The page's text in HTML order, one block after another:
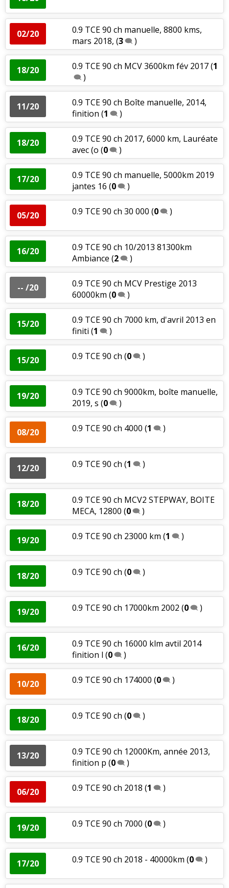
02/20
0.9 TCE 90 ch manuelle, 8800 kms,
mars 2018, (3 )
18/20 0.9 TCE 90 ch MCV 3600km fév 2017(1
)
11/20
0.9 TCE 90 ch Boîte manuelle, 2014,
finition (1 )
18/20
0.9 TCE 90 ch 2017, 6000 km, Lauréate
avec (o (0 )
17/20
0.9 TCE 90 ch manuelle, 5000km 2019
jantes 16 (0 )
05/20 0.9 TCE 90 ch 30 000 (0 )
16/20
0.9 TCE 90 ch 10/2013 81300km
Ambiance (2 )
-- /20
0.9 TCE 90 ch MCV Prestige 2013
60000km (0 )
15/20
0.9 TCE 90 ch 7000 km, d'avril 2013 en
finiti (1 )
15/20 0.9 TCE 90 ch (0 )
19/20
0.9 TCE 90 ch 9000km, boîte manuelle,
2019, s (0 )
08/20 0.9 TCE 90 ch 4000 (1 )
12/20 0.9 TCE 90 ch (1 )
18/20
0.9 TCE 90 ch MCV2 STEPWAY, BOITE
MECA, 12800 (0 )
19/20 0.9 TCE 90 ch 23000 km (1 )
18/20 0.9 TCE 90 ch (0 )
19/20 0.9 TCE 90 ch 17000km 2002 (0 )
16/20
0.9 TCE 90 ch 16000 klm avtil 2014
finition l (0 )
10/20 0.9 TCE 90 ch 174000 (0 )
18/20 0.9 TCE 90 ch (0 )
13/20
0.9 TCE 90 ch 12000Km, année 2013,
finition p (0 )
06/20 0.9 TCE 90 ch 2018 (1 )
19/20 0.9 TCE 90 ch 7000 (0 )
17/20 0.9 TCE 90 ch 2018 - 40000km (0 )